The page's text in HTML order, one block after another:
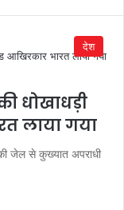
देश
धोखाधड़ी
लाया गया
जेल से कुख्यात अपराधी